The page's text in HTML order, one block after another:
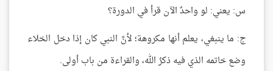
س: يعني: لو واحدٌ الآن قرأ في الدورة؟
ج: ما ينبغي، يعلم أنها مكروهة؛ لأنَّ النبي كان إذا دخل الخلاء
وضع خاتمه الذي فيه ذكرُ الله، والقراءة من باب أولى.